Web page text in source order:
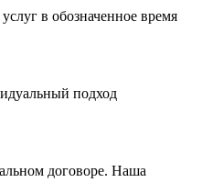
в обозначенное время
подход
договоре. Наша